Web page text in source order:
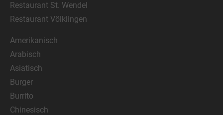
Restaurant St. Wendel
Restaurant Völklingen
Amerikanisch
Arabisch
Asiatisch
Burger
Burrito
Chinesisch